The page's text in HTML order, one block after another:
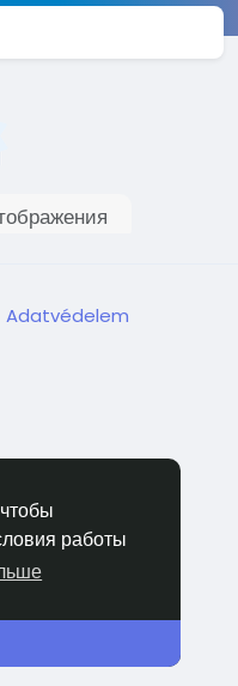
работы
Adatvédelem